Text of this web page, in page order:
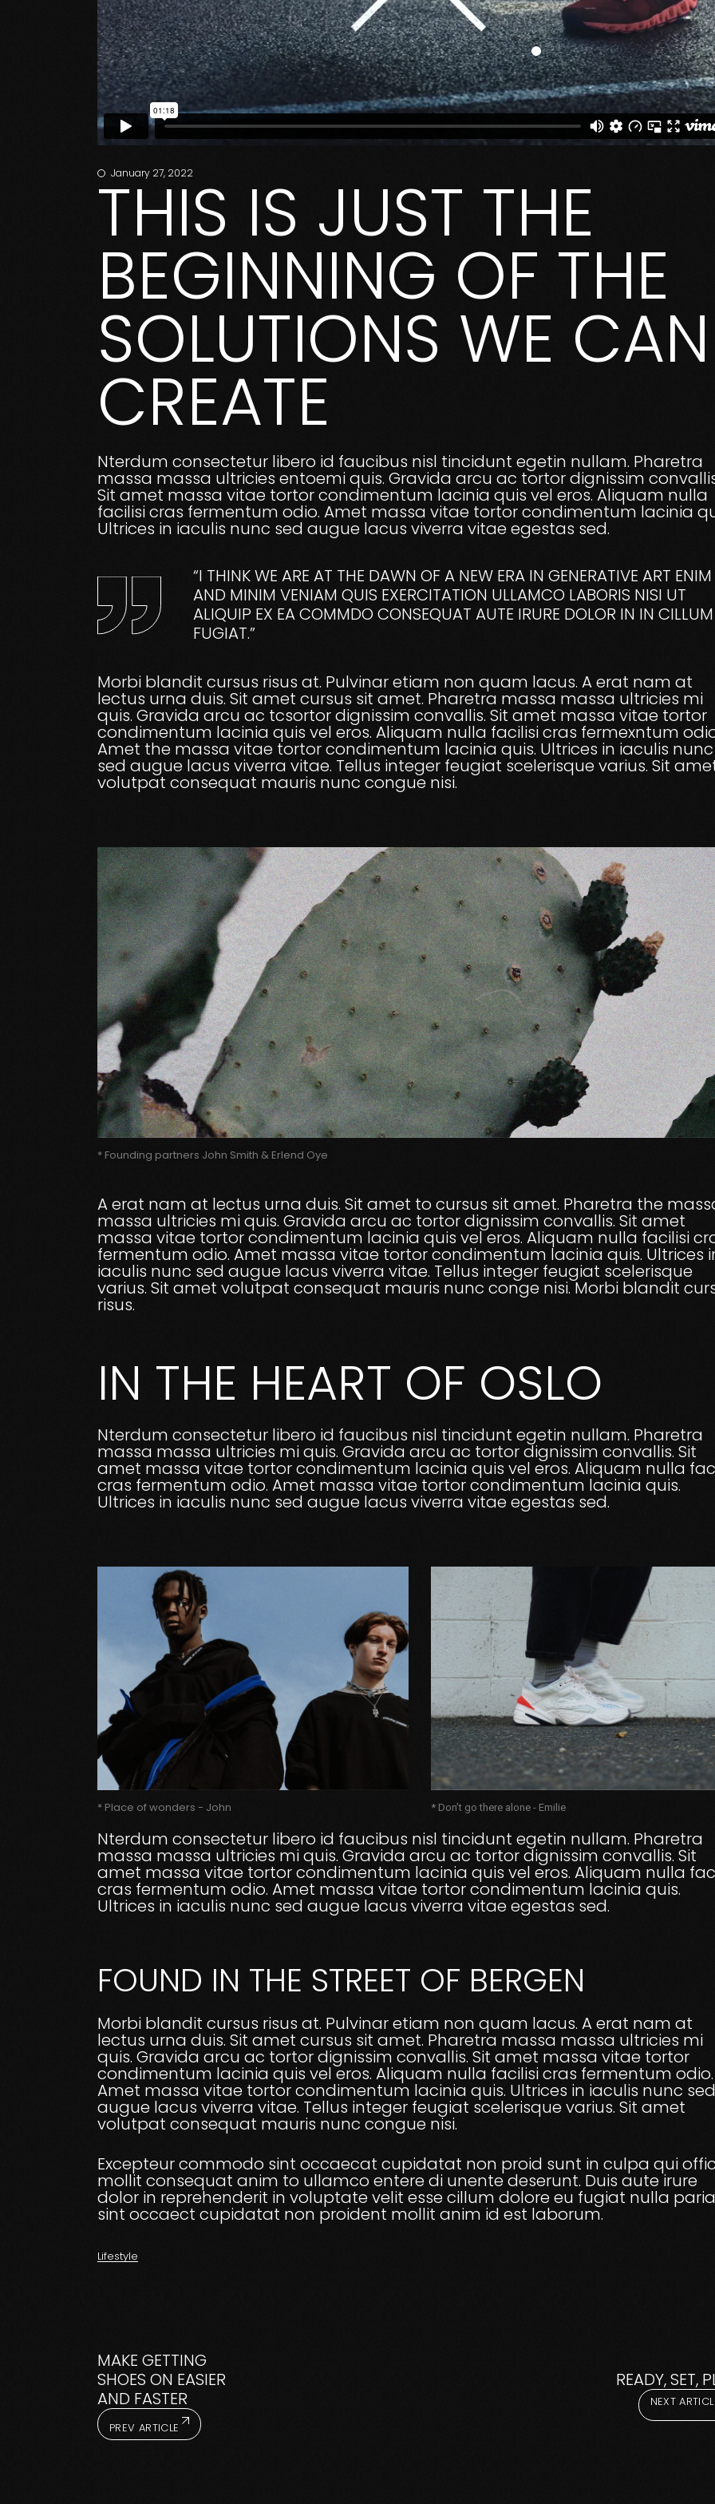
January 27, 2022
THIS IS JUST THE
BEGINNING OF THE
SOLUTIONS WE CAN
CREATE
Nterdum consectetur libero id faucibus nisl tincidunt egetin nullam. Pharetra
massa massa ultricies entoemi quis. Gravida arcu ac tortor dignissim
Sit amet massa vitae tortor condimentum lacinia quis vel eros. Aliquam nulla
facilisi cras fermentum odio. Amet massa vitae tortor condimentum lacinia
Ultrices in iaculis nunc sed augue lacus viverra vitae egestas sed.
“I THINK WE ARE AT THE DAWN OF A NEW ERA IN GENERATIVE ART ENIM
AND MINIM VENIAM QUIS EXERCITATION ULLAMCO LABORIS NISI UT
ALIQUIP EX EA COMMDO CONSEQUAT AUTE IRURE DOLOR IN IN CILLUM
FUGIAT.”
Morbi blandit cursus risus at. Pulvinar etiam non quam lacus. A erat nam at
lectus urna duis. Sit amet cursus sit amet. Pharetra massa massa ultricies mi
quis. Gravida arcu ac tcsortor dignissim convallis. Sit amet massa vitae tortor
condimentum lacinia quis vel eros. Aliquam nulla facilisi cras fermexntum
Amet the massa vitae tortor condimentum lacinia quis. Ultrices in iaculis nunc
sed augue lacus viverra vitae. Tellus integer feugiat scelerisque varius. Sit
volutpat consequat mauris nunc congue nisi.
* Founding partners John Smith & Erlend Oye
A erat nam at lectus urna duis. Sit amet to cursus sit amet. Pharetra the
massa ultricies mi quis. Gravida arcu ac tortor dignissim convallis. Sit amet
massa vitae tortor condimentum lacinia quis vel eros. Aliquam nulla facilisi
fermentum odio. Amet massa vitae tortor condimentum lacinia quis. Ultrices
iaculis nunc sed augue lacus viverra vitae. Tellus integer feugiat scelerisque
varius. Sit amet volutpat consequat mauris nunc conge nisi. Morbi blandit
risus.
IN THE HEART OF OSLO
Nterdum consectetur libero id faucibus nisl tincidunt egetin nullam. Pharetra
massa massa ultricies mi quis. Gravida arcu ac tortor dignissim convallis. Sit
amet massa vitae tortor condimentum lacinia quis vel eros. Aliquam nulla
cras fermentum odio. Amet massa vitae tortor condimentum lacinia quis.
Ultrices in iaculis nunc sed augue lacus viverra vitae egestas sed.
* Place of wonders - John * Don’t go there alone - Emilie
Nterdum consectetur libero id faucibus nisl tincidunt egetin nullam. Pharetra
massa massa ultricies mi quis. Gravida arcu ac tortor dignissim convallis. Sit
amet massa vitae tortor condimentum lacinia quis vel eros. Aliquam nulla
cras fermentum odio. Amet massa vitae tortor condimentum lacinia quis.
Ultrices in iaculis nunc sed augue lacus viverra vitae egestas sed.
FOUND IN THE STREET OF BERGEN
Morbi blandit cursus risus at. Pulvinar etiam non quam lacus. A erat nam at
lectus urna duis. Sit amet cursus sit amet. Pharetra massa massa ultricies mi
quis. Gravida arcu ac tortor dignissim convallis. Sit amet massa vitae tortor
condimentum lacinia quis vel eros. Aliquam nulla facilisi cras fermentum odio.
Amet massa vitae tortor condimentum lacinia quis. Ultrices in iaculis nunc sed
augue lacus viverra vitae. Tellus integer feugiat scelerisque varius. Sit amet
volutpat consequat mauris nunc congue nisi.
Excepteur commodo sint occaecat cupidatat non proid sunt in culpa qui
mollit consequat anim to ullamco entere di unente deserunt. Duis aute irure
dolor in reprehenderit in voluptate velit esse cillum dolore eu fugiat nulla
sint occaect cupidatat non proident mollit anim id est laborum.
Lifestyle
MAKE GETTING
SHOES ON EASIER
AND FASTER
PREV ARTICLE
READY, SET,
NEXT